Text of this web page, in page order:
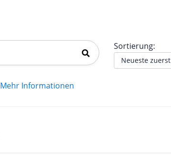
Sortierung:
Mehr Informationen